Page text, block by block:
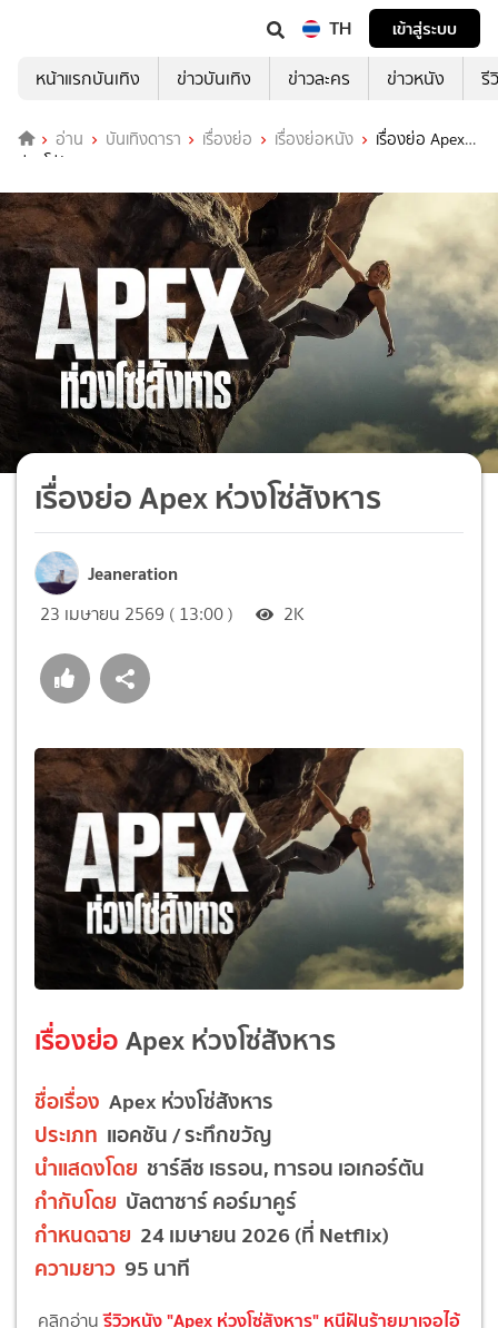
TH
เข้าสู่ระบบ
หน้าแรกบันเทิง
ข่าวบันเทิง ข่าวละคร ข่าวหนัง รี
อ่าน บันเทิงดารา เรื่องย่อ เรื่องย่อหนัง
เรื่องย่อ Apex
ห่วงโซ่สังหาร
เรื่องย่อ Apex ห่วงโซ่สังหาร
Jeaneration
23 เมษายน 2569 ( 13:00 ) 2K
เรื่องย่อApex ห่วงโซ่สังหาร
ชื่อเรื่อง Apex ห่วงโซ่สังหาร
ประเภท แอคชัน / ระทึกขวัญ
นำแสดงโดย ชาร์ลีซ เธรอน, ทารอน เอเกอร์ตัน
กำกับโดย บัลตาซาร์ คอร์มาคูร์
กำหนดฉาย 24 เมษายน 2026 (ที่ Netflix)
ความยาว 95 นาที
คลิกอ่านรีวิวหนัง "Apex ห่วงโซ่สังหาร" หนีฝันร้ายมาเจอไอ้